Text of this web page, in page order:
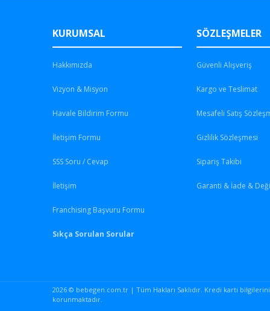
KURUMSAL
Hakkımızda
Vizyon & Misyon
Havale Bildirim Formu
İletişim Formu
SSS Soru / Cevap
İletişim
Franchising Başvuru Formu
Sıkça Sorulan Sorular
SÖZLEŞMELER
Güvenli Alışveriş
Kargo ve Teslimat
Mesafeli Satış
Gizlilik Sözleşmesi
Sipariş Takibi
Garanti & İade &
2026 © bebegen.com.tr | Tüm Hakları Saklıdır. Kredi kartı
korunmaktadır.